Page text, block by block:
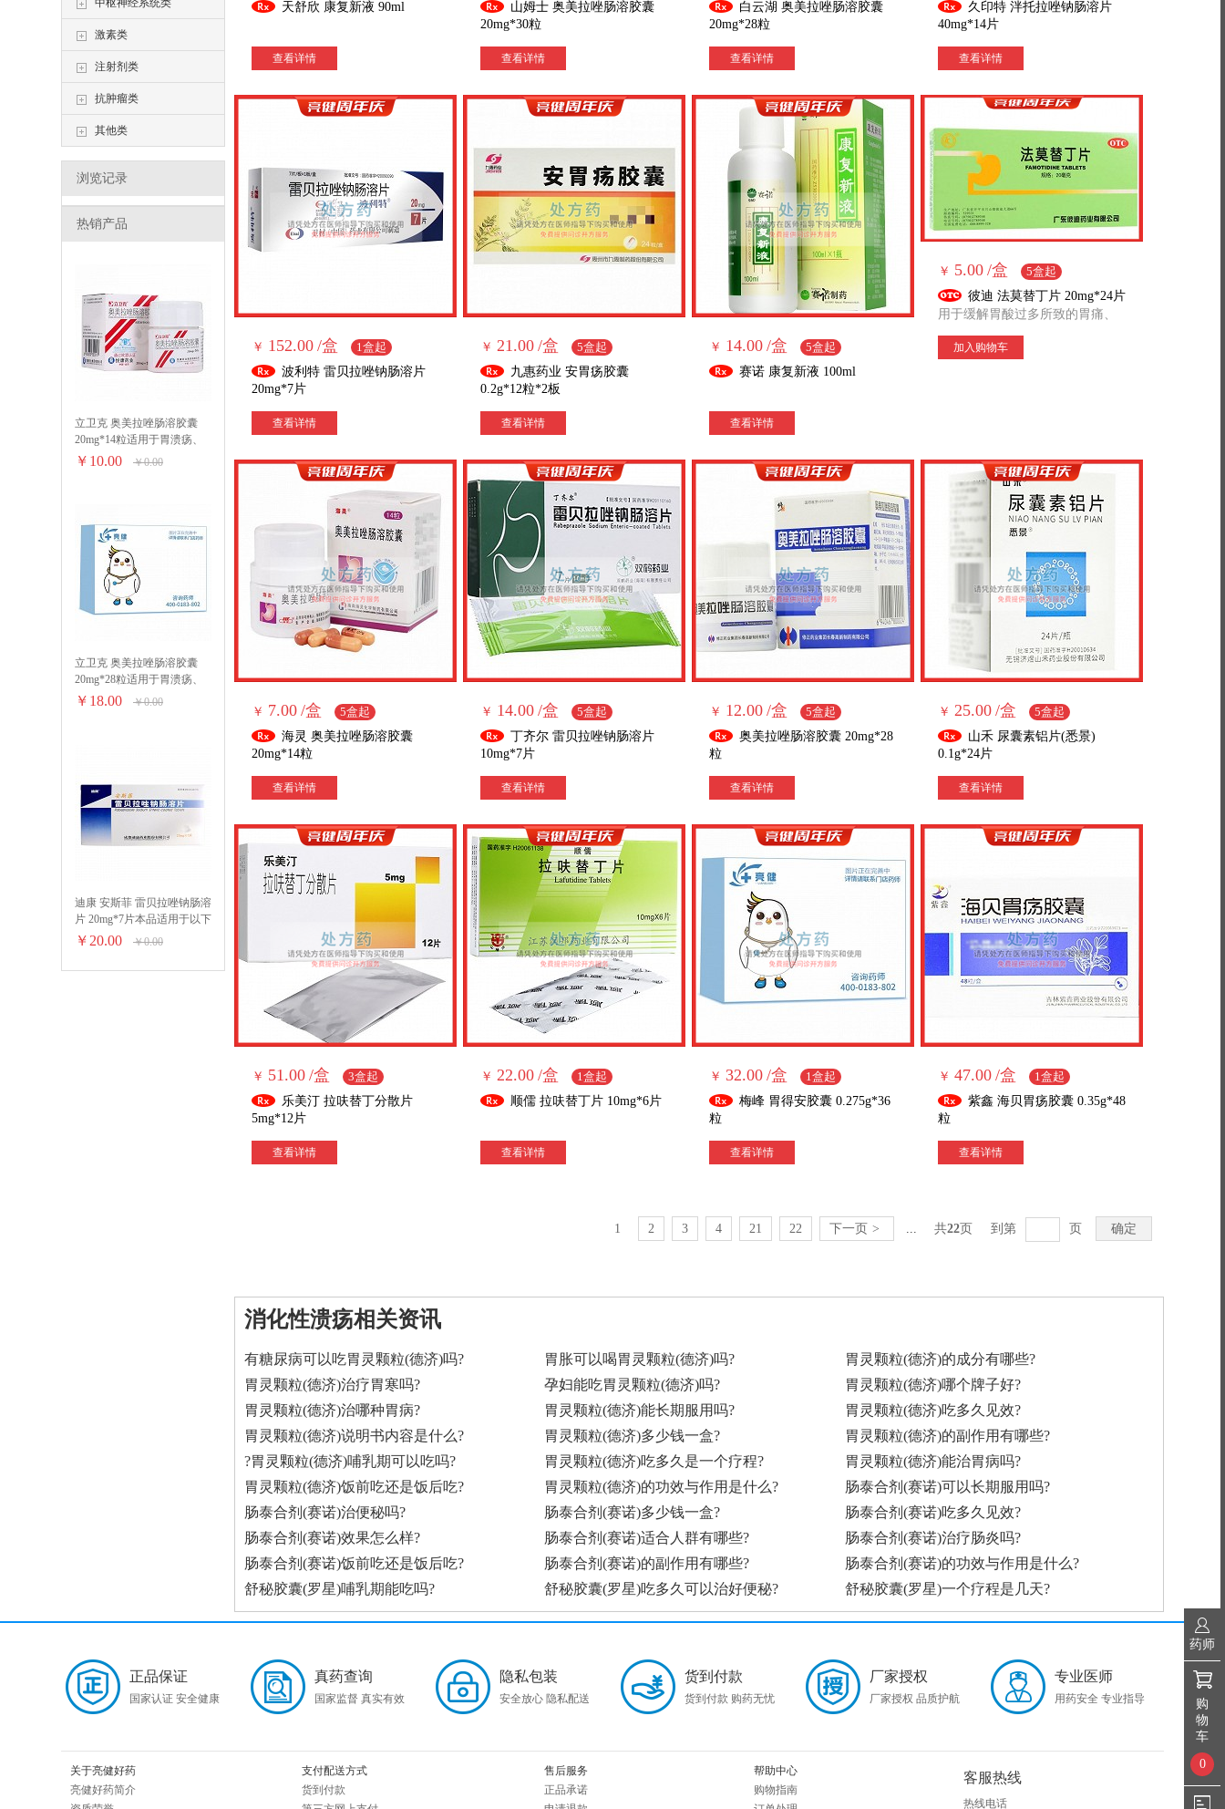
中枢神经系统类
激素类
注射剂类
抗肿瘤类
其他类
浏览记录
热销产品
立卫克 奥美拉唑肠溶胶囊
20mg*14粒适用于胃溃疡、
十二指肠溃疡、应激性溃
￥10.00 ￥0.00
立卫克 奥美拉唑肠溶胶囊
20mg*28粒适用于胃溃疡、
十二指肠溃疡、应激性溃
￥18.00 ￥0.00
迪康 安斯菲 雷贝拉唑钠肠溶
片 20mg*7片本品适用于以下
治疗： 1.活动性十二指肠溃
3.伴有临床症状的侵蚀性或
￥20.00 ￥0.00
天舒欣 康复新液 90ml
查看详情
山姆士 奥美拉唑肠溶胶囊
20mg*30粒
查看详情
白云湖 奥美拉唑肠溶胶囊
20mg*28粒
查看详情
久印特 泮托拉唑钠肠溶片
40mg*14片
查看详情
￥ 152.00 /盒
1盒起
波利特 雷贝拉唑钠肠溶片
20mg*7片
查看详情
￥ 21.00 /盒
5盒起
九惠药业 安胃疡胶囊
0.2g*12粒*2板
查看详情
￥ 14.00 /盒
5盒起
赛诺 康复新液 100ml
查看详情
￥ 5.00 /盒
5盒起
彼迪 法莫替丁片 20mg*24片
用于缓解胃酸过多所致的胃痛、
胃灼热(烧心)、反酸。
加入购物车
￥ 7.00 /盒
5盒起
海灵 奥美拉唑肠溶胶囊
20mg*14粒
查看详情
￥ 14.00 /盒
5盒起
丁齐尔 雷贝拉唑钠肠溶片
10mg*7片
查看详情
￥ 12.00 /盒
5盒起
奥美拉唑肠溶胶囊 20mg*28
粒
查看详情
￥ 25.00 /盒
5盒起
山禾 尿囊素铝片(悉景)
0.1g*24片
查看详情
￥ 51.00 /盒
3盒起
乐美汀 拉呋替丁分散片
5mg*12片
查看详情
￥ 22.00 /盒
1盒起
顺儒 拉呋替丁片 10mg*6片
查看详情
￥ 32.00 /盒
1盒起
梅峰 胃得安胶囊 0.275g*36
粒
查看详情
￥ 47.00 /盒
1盒起
紫鑫 海贝胃疡胶囊 0.35g*48
粒
查看详情
1 2 3 4 ...
21 22 下一页 > 共22页 到第 页 确定
消化性溃疡相关资讯
有糖尿病可以吃胃灵颗粒(德济)吗? 胃胀可以喝胃灵颗粒(德济)吗?
胃灵颗粒(德济)的成分有哪些?
胃灵颗粒(德济)治疗胃寒吗?
孕妇能吃胃灵颗粒(德济)吗?
胃灵颗粒(德济)哪个牌子好?
胃灵颗粒(德济)治哪种胃病?
胃灵颗粒(德济)能长期服用吗?
胃灵颗粒(德济)吃多久见效?
胃灵颗粒(德济)说明书内容是什么?
胃灵颗粒(德济)多少钱一盒?
胃灵颗粒(德济)的副作用有哪些?
?胃灵颗粒(德济)哺乳期可以吃吗?
胃灵颗粒(德济)吃多久是一个疗程?
胃灵颗粒(德济)能治胃病吗?
胃灵颗粒(德济)饭前吃还是饭后吃?
胃灵颗粒(德济)的功效与作用是什么?
肠泰合剂(赛诺)可以长期服用吗?
肠泰合剂(赛诺)治便秘吗?
肠泰合剂(赛诺)多少钱一盒?
肠泰合剂(赛诺)吃多久见效?
肠泰合剂(赛诺)效果怎么样?
肠泰合剂(赛诺)适合人群有哪些?
肠泰合剂(赛诺)治疗肠炎吗?
肠泰合剂(赛诺)饭前吃还是饭后吃?
肠泰合剂(赛诺)的副作用有哪些?
肠泰合剂(赛诺)的功效与作用是什么?
舒秘胶囊(罗星)哺乳期能吃吗?
舒秘胶囊(罗星)吃多久可以治好便秘? 舒秘胶囊(罗星)一个疗程是几天?
正品保证
国家认证 安全健康
真药查询
国家监督 真实有效
隐私包装
安全放心 隐私配送
货到付款
货到付款 购药无忧
厂家授权
厂家授权 品质护航
专业医师
用药安全 专业指导
关于亮健好药
亮健好药简介
支付配送方式
货到付款
售后服务
正品承诺
帮助中心
购物指南
客服热线
热线电话
药师
购
物
车
0